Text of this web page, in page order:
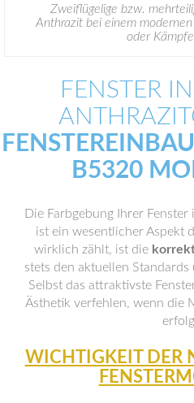
Zweiflügelige bzw.
Anthrazit bei einem
oder
FENSTER
B5320
Die Farbgebung Ihrer
ist ein wesentlicher Aspekt
wirklich zählt, ist die
stets den aktuellen
Selbst das attraktivste
Ästhetik verfehlen, wenn die
WICHTIGKEIT DER